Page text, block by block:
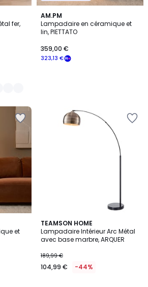
fer,
AM.PM
Lampadaire en céramique et
lin, PIETTATO
323,13 €
359,00 €
et
TEAMSON HOME
Lampadaire Intérieur Arc Métal
avec base marbre, ARQUER
189,99 €
104,99 € -44%
4,8
/ 5